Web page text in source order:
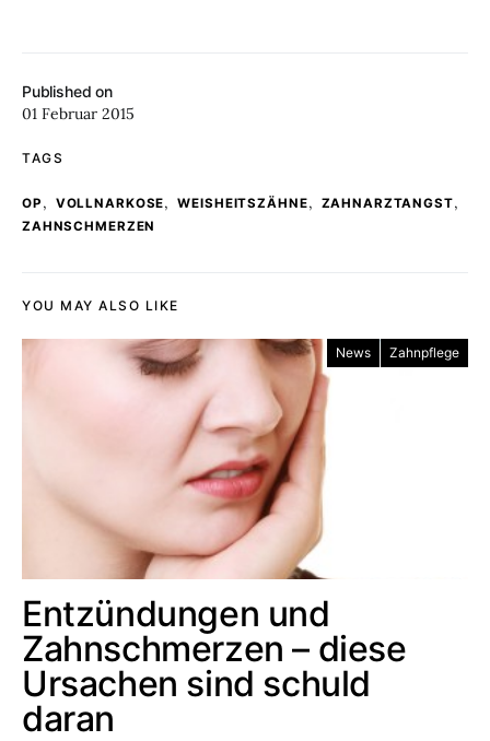
Published on
01 Februar 2015
TAGS
OP , VOLLNARKOSE, WEISHEITSZÄHNE, ZAHNARZTANGST,
ZAHNSCHMERZEN
YOU MAY ALSO LIKE
News Zahnpflege
Entzündungen und
Zahnschmerzen – diese
Ursachen sind schuld
daran